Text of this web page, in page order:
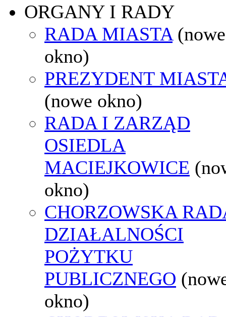
ORGANY I RADY
RADA MIASTA (nowe
okno)
PREZYDENT
(nowe okno)
RADA I ZARZĄD
OSIEDLA
MACIEJKOWICE
okno)
CHORZOWSKA
DZIAŁALNOŚCI
POŻYTKU
PUBLICZNEGO
okno)